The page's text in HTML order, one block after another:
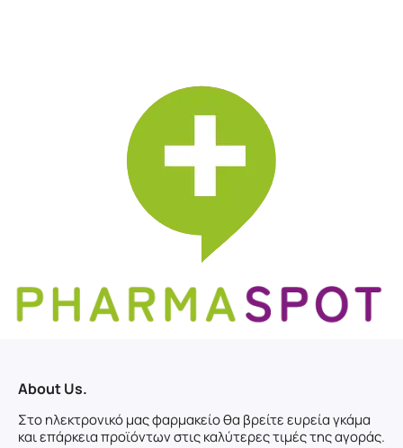
About Us.
Στο ηλεκτρονικό μας φαρμακείο θα βρείτε ευρεία γκάμα
και επάρκεια προϊόντων στις καλύτερες τιμές της αγοράς.